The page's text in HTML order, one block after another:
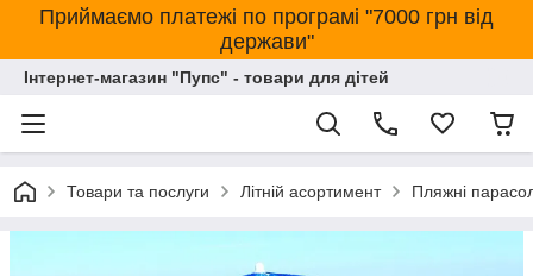
Приймаємо платежі по програмі "7000 грн від
держави"
Інтернет-магазин "Пупс" - товари для дітей
Товари та послуги Літній асортимент Пляжні